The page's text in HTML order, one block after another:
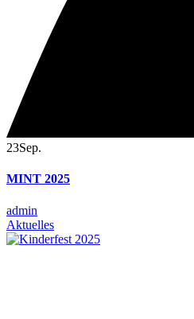
23Sep.
MINT 2025
admin
Aktuelles